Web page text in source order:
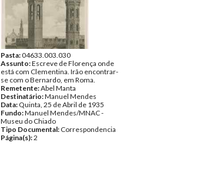
Pasta:04633.003.030
Assunto:Escreve de Florença onde
está com Clementina. Irão encontrar-
se com o Bernardo, em Roma.
Remetente:Abel Manta
Destinatário:Manuel Mendes
Data: Quinta, 25 de Abril de 1935
Fundo:Manuel Mendes/MNAC -
Museu do Chiado
Tipo Documental: Correspondencia
Página(s):2